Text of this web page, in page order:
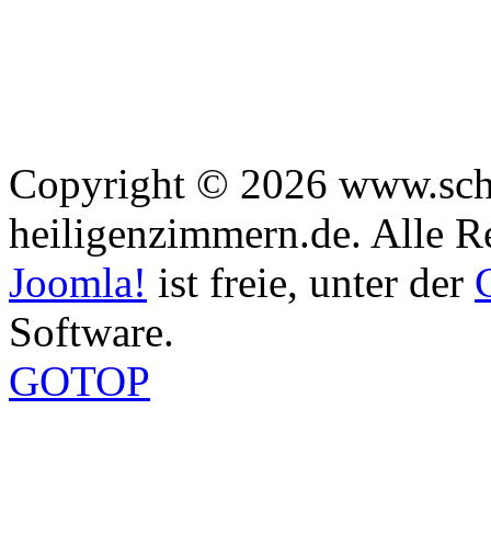
Copyright © 2026
heiligenzimmern.de. Alle
Joomla! ist freie, unter der
Software.
GOTOP